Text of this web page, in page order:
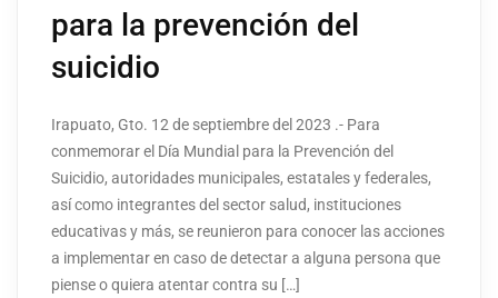
para la prevención del
suicidio
Irapuato, Gto. 12 de septiembre del 2023 .- Para
conmemorar el Día Mundial para la Prevención del
Suicidio, autoridades municipales, estatales y federales,
así como integrantes del sector salud, instituciones
educativas y más, se reunieron para conocer las acciones
a implementar en caso de detectar a alguna persona que
piense o quiera atentar contra su […]